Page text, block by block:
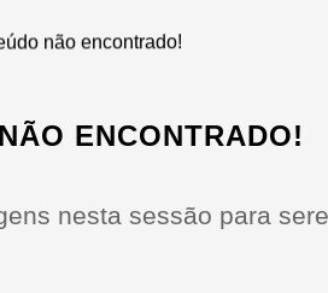
ENCONTRADO!
nesta sessão para